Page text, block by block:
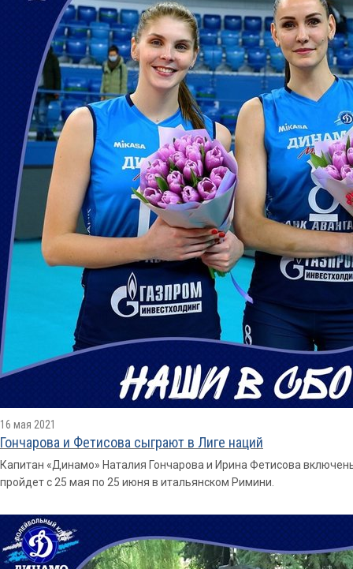
16 мая 2021
Гончарова и Фетисова сыграют в Лиге наций
Капитан «Динамо» Наталия Гончарова и Ирина Фетисова
пройдет с 25 мая по 25 июня в итальянском Римини.